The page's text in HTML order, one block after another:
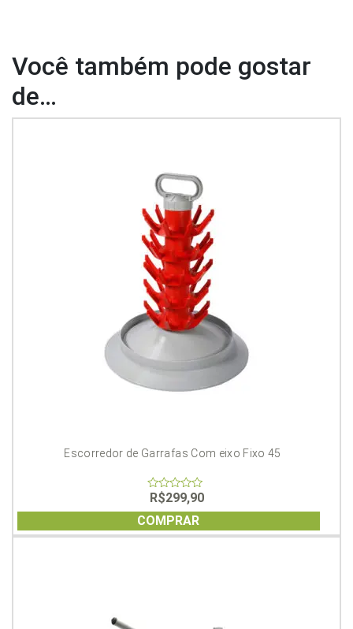
Você também pode gostar
de…
Escorredor de Garrafas Com eixo Fixo 45
0
out
of
5
R$299,90
COMPRAR